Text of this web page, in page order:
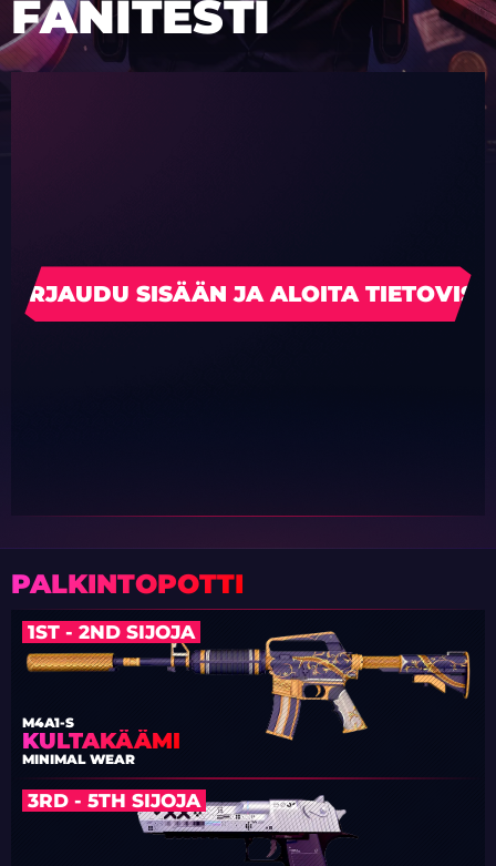
FANITESTI
KIRJAUDU SISÄÄN JA ALOITA TIETOVISA
PALKINTOPOTTI
1ST - 2ND SIJOJA
M4A1-S
KULTAKÄÄMI
MINIMAL WEAR
3RD - 5TH SIJOJA